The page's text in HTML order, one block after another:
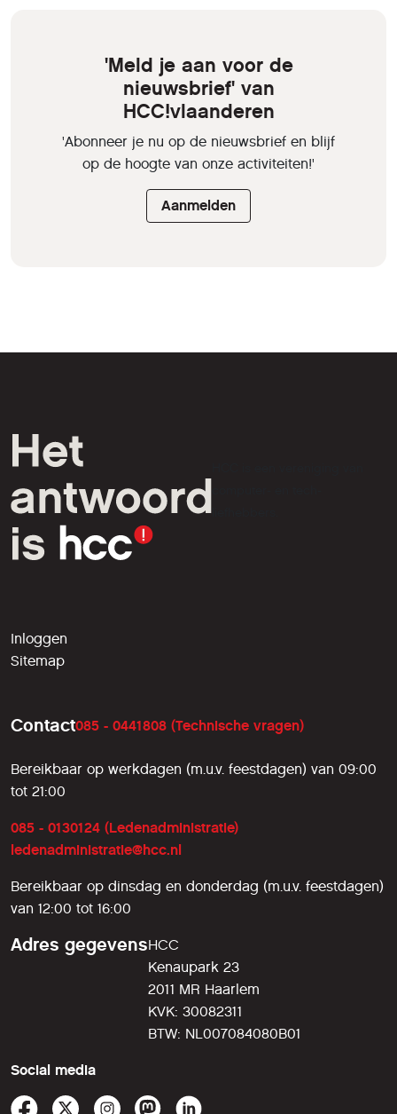
'Meld je aan voor de
nieuwsbrief' van
HCC!vlaanderen
'Abonneer je nu op de nieuwsbrief en blijf
op de hoogte van onze activiteiten!'
Aanmelden
liefhebbers.
Inloggen
Sitemap
Contact085 - 0441808 (Technische vragen)
Bereikbaar op werkdagen (m.u.v. feestdagen) van 09:00
tot 21:00
085 - 0130124 (Ledenadministratie)
ledenadministratie@hcc.nl
Bereikbaar op dinsdag en donderdag (m.u.v. feestdagen)
van 12:00 tot 16:00
Adres gegevensHCC
Kenaupark 23
2011 MR Haarlem
KVK: 30082311
BTW: NL007084080B01
Social media